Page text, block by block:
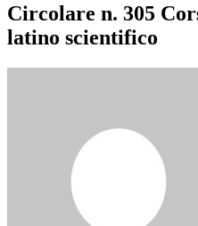
Circolare n. 305
latino scientifico